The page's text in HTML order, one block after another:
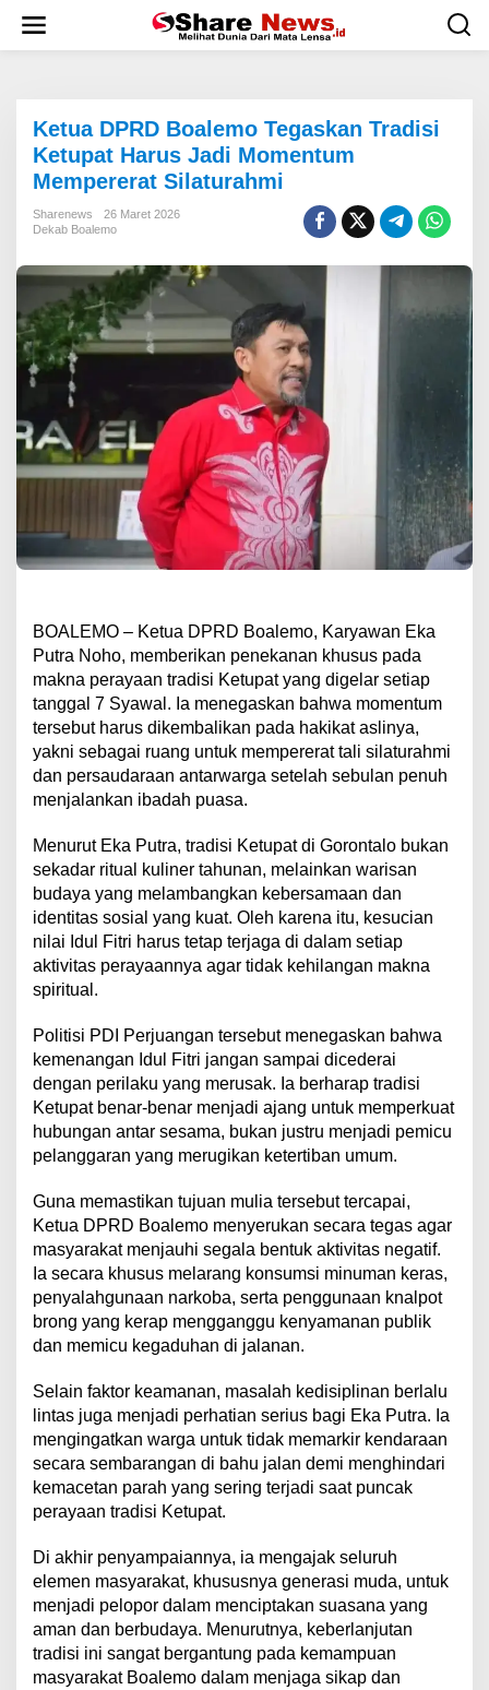
w
Ketua DPRD Boalemo Tegaskan Tradisi
Ketupat Harus Jadi Momentum
Mempererat Silaturahmi
Sharenews
26 Maret 2026
Dekab Boalemo
​BOALEMO – Ketua DPRD Boalemo, Karyawan Eka
Putra Noho, memberikan penekanan khusus pada
makna perayaan tradisi Ketupat yang digelar setiap
tanggal 7 Syawal. Ia menegaskan bahwa momentum
tersebut harus dikembalikan pada hakikat aslinya,
yakni sebagai ruang untuk mempererat tali silaturahmi
dan persaudaraan antarwarga setelah sebulan penuh
menjalankan ibadah puasa.
​Menurut Eka Putra, tradisi Ketupat di Gorontalo bukan
sekadar ritual kuliner tahunan, melainkan warisan
budaya yang melambangkan kebersamaan dan
identitas sosial yang kuat. Oleh karena itu, kesucian
nilai Idul Fitri harus tetap terjaga di dalam setiap
aktivitas perayaannya agar tidak kehilangan makna
spiritual.
​Politisi PDI Perjuangan tersebut menegaskan bahwa
kemenangan Idul Fitri jangan sampai dicederai
dengan perilaku yang merusak. Ia berharap tradisi
Ketupat benar-benar menjadi ajang untuk memperkuat
hubungan antar sesama, bukan justru menjadi pemicu
pelanggaran yang merugikan ketertiban umum.
​Guna memastikan tujuan mulia tersebut tercapai,
Ketua DPRD Boalemo menyerukan secara tegas agar
masyarakat menjauhi segala bentuk aktivitas negatif.
Ia secara khusus melarang konsumsi minuman keras,
penyalahgunaan narkoba, serta penggunaan knalpot
brong yang kerap mengganggu kenyamanan publik
dan memicu kegaduhan di jalanan.
​Selain faktor keamanan, masalah kedisiplinan berlalu
lintas juga menjadi perhatian serius bagi Eka Putra. Ia
mengingatkan warga untuk tidak memarkir kendaraan
secara sembarangan di bahu jalan demi menghindari
kemacetan parah yang sering terjadi saat puncak
perayaan tradisi Ketupat.
​Di akhir penyampaiannya, ia mengajak seluruh
elemen masyarakat, khususnya generasi muda, untuk
menjadi pelopor dalam menciptakan suasana yang
aman dan berbudaya. Menurutnya, keberlanjutan
tradisi ini sangat bergantung pada kemampuan
masyarakat Boalemo dalam menjaga sikap dan